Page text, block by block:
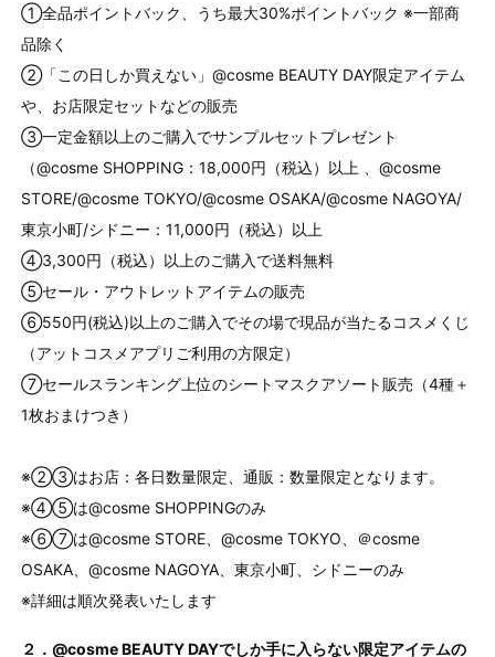
①全品ポイントバック、うち最大30%ポイントバック ※一部商
品除く
②「この日しか買えない」@cosme BEAUTY DAY限定アイテム
や、お店限定セットなどの販売
③一定金額以上のご購入でサンプルセットプレゼント
（@cosme SHOPPING：18,000円（税込）以上 、@cosme
STORE/@cosme TOKYO/@cosme OSAKA/@cosme NAGOYA/
東京小町/シドニー：11,000円（税込）以上
④3,300円（税込）以上のご購入で送料無料
⑤セール・アウトレットアイテムの販売
⑥550円(税込)以上のご購入でその場で現品が当たるコスメくじ
（アットコスメアプリご利用の方限定）
⑦セールスランキング上位のシートマスクアソート販売（4種＋
1枚おまけつき）
※②③はお店：各日数量限定、通販：数量限定となります。
※④⑤は@cosme SHOPPINGのみ
※⑥⑦は@cosme STORE、@cosme TOKYO、＠cosme
OSAKA、@cosme NAGOYA、東京小町、シドニーのみ
※詳細は順次発表いたします
２．@cosme BEAUTY DAYでしか手に入らない限定アイテムの